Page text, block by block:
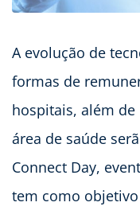
A evolução de
formas de
hospitais, além de
área de saúde
Connect Day,
tem como